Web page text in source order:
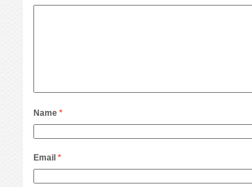
Name *
Email *